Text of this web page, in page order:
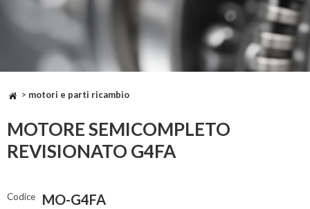
> motori e parti ricambio
MOTORE SEMICOMPLETO
REVISIONATO G4FA
Codice MO-G4FA